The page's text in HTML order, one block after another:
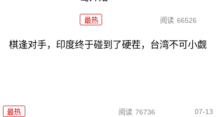
最热 阅读 66526
棋逢对手，印度终于碰到了硬茬，台湾不可小觑
最热 阅读 76736 07-13